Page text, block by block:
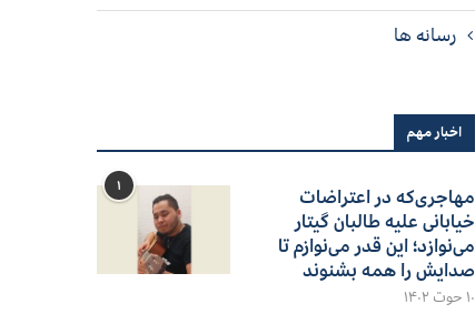
رسانه ها
اخبار مهم
۱
مهاجری‌که در اعتراضات
خیابانی علیه طالبان گیتار
می‌نوازد؛ این قدر می‌نوازم تا
صدایش را همه بشنوند
۱۰ حوت ۱۴۰۲